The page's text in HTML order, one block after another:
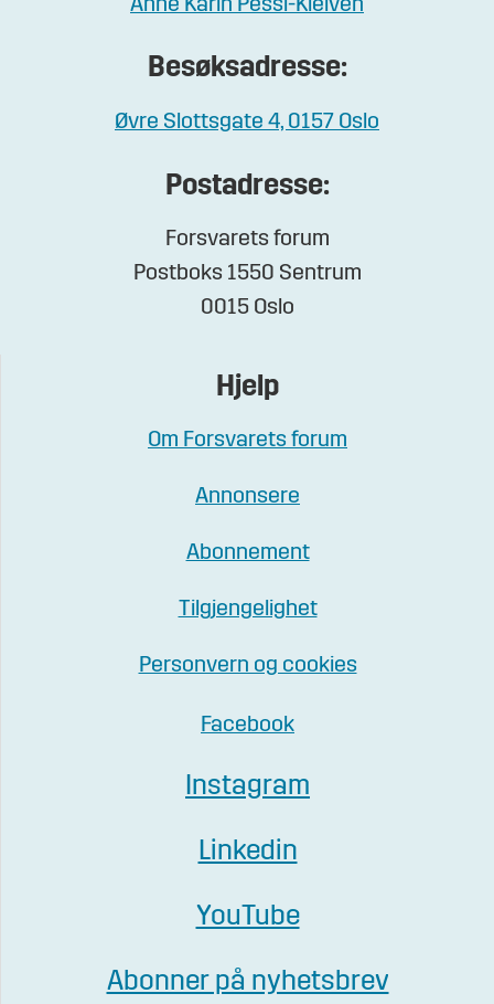
Anne Karin Pessl-Kleiven
Besøksadresse:
Øvre Slottsgate 4, 0157 Oslo
Postadresse:
Forsvarets forum
Postboks 1550 Sentrum
0015 Oslo
Hjelp
Om Forsvarets forum
Annonsere
Abonnement
Tilgjengelighet
Personvern og cookies
Facebook
Instagram
Linkedin
YouTube
Abonner på nyhetsbrev